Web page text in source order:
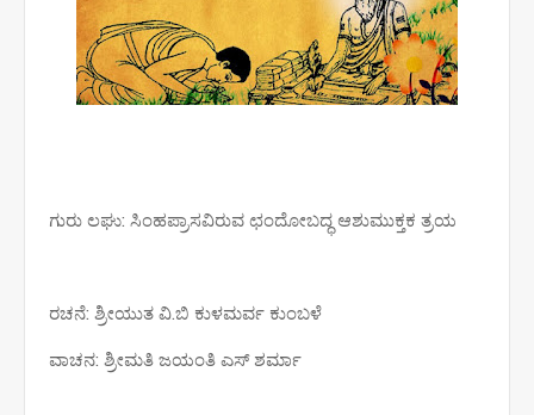
ಗುರು ಲಘು: ಸಿಂಹಪ್ರಾಸವಿರುವ ಛಂದೋಬದ್ಧ ಆಶುಮುಕ್ತಕ ತ್ರಯ
ರಚನೆ: ಶ್ರೀಯುತ ವಿ.ಬಿ ಕುಳಮರ್ವ ಕುಂಬಳೆ
ವಾಚನ: ಶ್ರೀಮತಿ ಜಯಂತಿ ಎಸ್ ಶರ್ಮಾ